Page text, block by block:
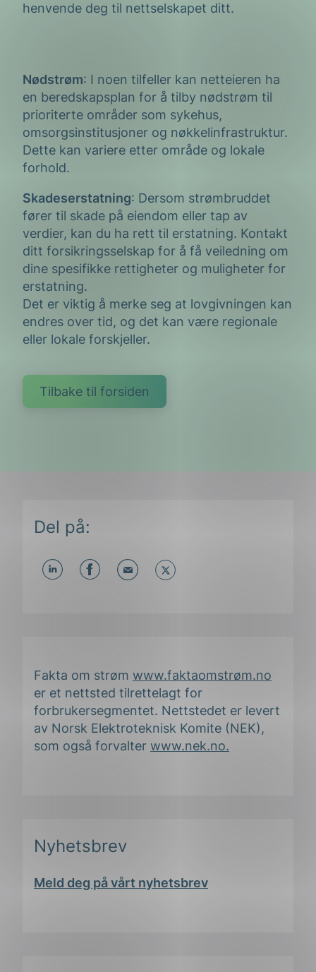
henvende deg til nettselskapet ditt.
Nødstrøm: I noen tilfeller kan netteieren ha
en beredskapsplan for å tilby nødstrøm til
prioriterte områder som sykehus,
omsorgsinstitusjoner og nøkkelinfrastruktur.
Dette kan variere etter område og lokale
forhold.
Skadeserstatning: Dersom strømbruddet
fører til skade på eiendom eller tap av
verdier, kan du ha rett til erstatning. Kontakt
ditt forsikringsselskap for å få veiledning om
dine spesifikke rettigheter og muligheter for
erstatning.
Det er viktig å merke seg at lovgivningen kan
endres over tid, og det kan være regionale
eller lokale forskjeller.
Tilbake til forsiden
Del på:
Fakta om strøm www.faktaomstrøm.no
er et nettsted tilrettelagt for
forbrukersegmentet. Nettstedet er levert
av Norsk Elektroteknisk Komite (NEK),
som også forvalter www.nek.no.
Nyhetsbrev
Meld deg på vårt nyhetsbrev